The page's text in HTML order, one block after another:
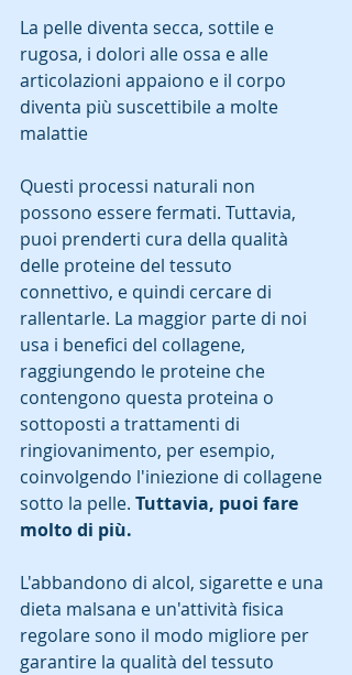
La pelle diventa secca, sottile e
rugosa, i dolori alle ossa e alle
articolazioni appaiono e il corpo
diventa più suscettibile a molte
malattie
Questi processi naturali non
possono essere fermati. Tuttavia,
puoi prenderti cura della qualità
delle proteine ​​del tessuto
connettivo, e quindi cercare di
rallentarle. La maggior parte di noi
usa i benefici del collagene,
raggiungendo le proteine ​​che
contengono questa proteina o
sottoposti a trattamenti di
ringiovanimento, per esempio,
coinvolgendo l'iniezione di collagene
sotto la pelle. Tuttavia, puoi fare
molto di più.
L'abbandono di alcol, sigarette e una
dieta malsana e un'attività fisica
regolare sono il modo migliore per
garantire la qualità del tessuto